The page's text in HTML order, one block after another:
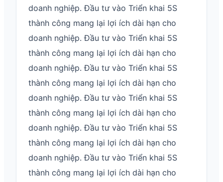
doanh nghiệp. Đầu tư vào Triển khai 5S
thành công mang lại lợi ích dài hạn cho
doanh nghiệp. Đầu tư vào Triển khai 5S
thành công mang lại lợi ích dài hạn cho
doanh nghiệp. Đầu tư vào Triển khai 5S
thành công mang lại lợi ích dài hạn cho
doanh nghiệp. Đầu tư vào Triển khai 5S
thành công mang lại lợi ích dài hạn cho
doanh nghiệp. Đầu tư vào Triển khai 5S
thành công mang lại lợi ích dài hạn cho
doanh nghiệp. Đầu tư vào Triển khai 5S
thành công mang lại lợi ích dài hạn cho